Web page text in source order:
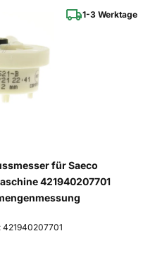
1-3 Werktage
für Saeco
421940207701
421940207701